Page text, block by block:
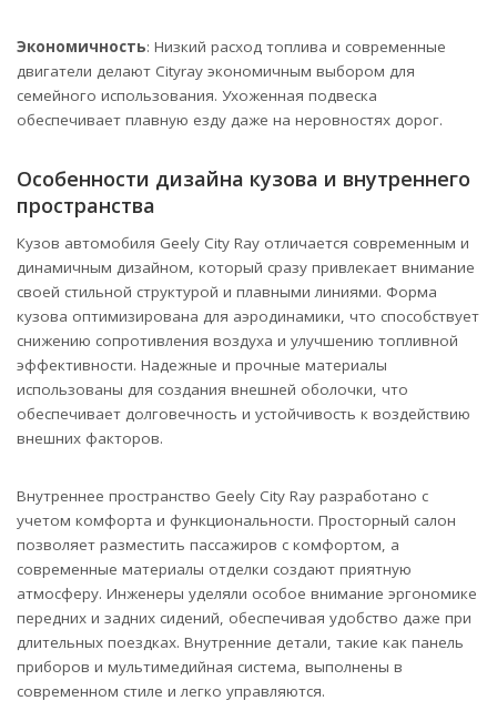
Экономичность: Низкий расход топлива и современные
двигатели делают Cityray экономичным выбором для
семейного использования. Ухоженная подвеска
обеспечивает плавную езду даже на неровностях дорог.
Особенности дизайна кузова и внутреннего
пространства
Кузов автомобиля Geely City Ray отличается современным и
динамичным дизайном, который сразу привлекает внимание
своей стильной структурой и плавными линиями. Форма
кузова оптимизирована для аэродинамики, что способствует
снижению сопротивления воздуха и улучшению топливной
эффективности. Надежные и прочные материалы
использованы для создания внешней оболочки, что
обеспечивает долговечность и устойчивость к воздействию
внешних факторов.
Внутреннее пространство Geely City Ray разработано с
учетом комфорта и функциональности. Просторный салон
позволяет разместить пассажиров с комфортом, а
современные материалы отделки создают приятную
атмосферу. Инженеры уделяли особое внимание эргономике
передних и задних сидений, обеспечивая удобство даже при
длительных поездках. Внутренние детали, такие как панель
приборов и мультимедийная система, выполнены в
современном стиле и легко управляются.